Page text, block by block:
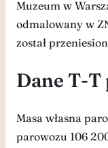
Muzeum w
odmalowany w
został
Dane T-T
Masa własna
parowozu 106